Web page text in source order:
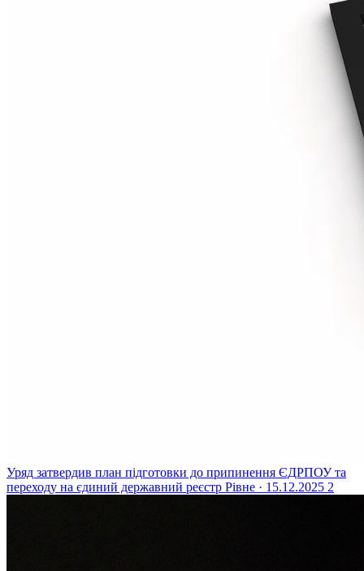
Уряд затвердив план підготовки до припинення ЄДРПОУ та
переходу на єдиний державний реєстр Рівне · 15.12.2025 2